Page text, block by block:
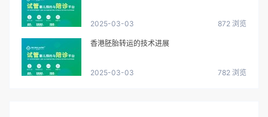
2025-03-03 872 浏览
香港胚胎转运的技术进展
2025-03-03 782 浏览